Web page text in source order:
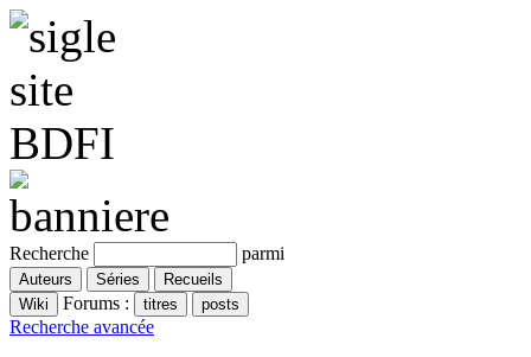
Recherche parmi
Forums :
Recherche avancée